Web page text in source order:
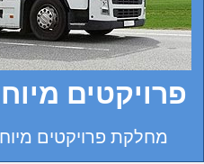
פרויקטים
מחלקת פרויקטים